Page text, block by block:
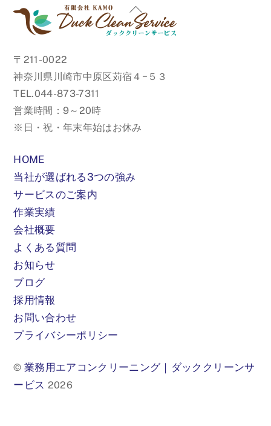
Back
To
〒211-0022
神奈川県川崎市中原区苅宿４−５３
TEL.044-873-7311
営業時間：9～20時
※日・祝・年末年始はお休み
HOME
当社が選ばれる3つの強み
サービスのご案内
作業実績
会社概要
よくある質問
お知らせ
ブログ
採用情報
お問い合わせ
プライバシーポリシー
©業務用エアコンクリーニング｜ダッククリーンサ
ービス 2026